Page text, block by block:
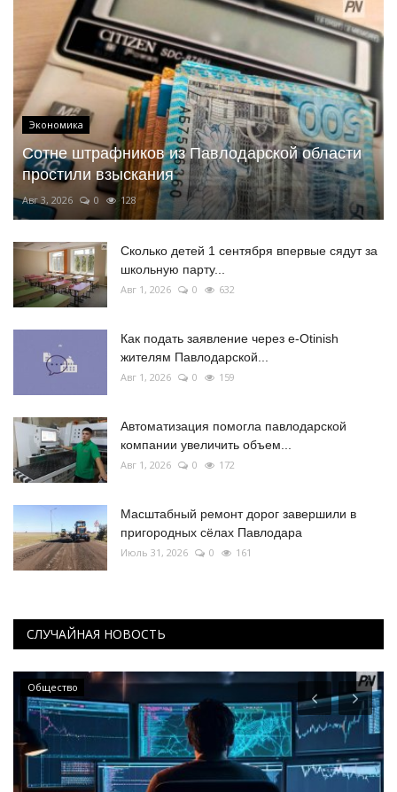
Экономика
Сотне штрафников из Павлодарской области
простили взыскания
Авг 3, 2026 0 128
Сколько детей 1 сентября впервые сядут за
школьную парту...
Авг 1, 2026 0 632
Как подать заявление через e-Otinish
жителям Павлодарской...
Авг 1, 2026 0 159
Автоматизация помогла павлодарской
компании увеличить объем...
Авг 1, 2026 0 172
Масштабный ремонт дорог завершили в
пригородных сёлах Павлодара
Июль 31, 2026 0 161
СЛУЧАЙНАЯ НОВОСТЬ
Общество